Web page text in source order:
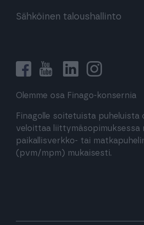
Sähköinen taloushallinto
Olemme osa Finago-konsernia
Finagolle soitetuista
veloittaa liittymäsopimuksessa
paikallisverkko- tai
(pvm/mpm) mukaisesti.